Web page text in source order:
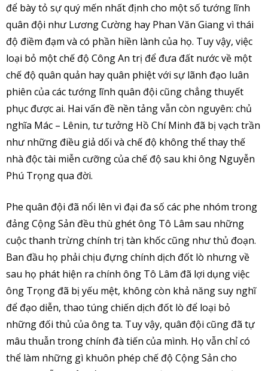
để bày tỏ sự quý mến nhất định cho một số tướng lĩnh
quân đội như Lương Cường hay Phan Văn Giang vì thái
độ điềm đạm và có phần hiền lành của họ. Tuy vậy, việc
loại bỏ một chế độ Công An trị để đưa đất nước về một
chế độ quân quản hay quân phiệt với sự lãnh đạo luân
phiên của các tướng lĩnh quân đội cũng chẳng thuyết
phục được ai. Hai vấn đề nền tảng vẫn còn nguyên: chủ
nghĩa Mác – Lênin, tư tưởng Hồ Chí Minh đã bị vạch trần
như những điều giả dối và chế độ không thể thay thế
nhà độc tài miễn cưỡng của chế độ sau khi ông Nguyễn
Phú Trọng qua đời.
Phe quân đội đã nổi lên vì đại đa số các phe nhóm trong
đảng Cộng Sản đều thù ghét ông Tô Lâm sau những
cuộc thanh trừng chính trị tàn khốc cũng như thủ đoạn.
Ban đầu họ phải chịu đựng chính dịch đốt lò nhưng về
sau họ phát hiện ra chính ông Tô Lâm đã lợi dụng việc
ông Trọng đã bị yếu mệt, không còn khả năng suy nghĩ
để đạo diễn, thao túng chiến dịch đốt lò để loại bỏ
những đối thủ của ông ta. Tuy vậy, quân đội cũng đã tự
mâu thuẫn trong chính đà tiến của mình. Họ vẫn chỉ có
thể làm những gì khuôn phép chế độ Cộng Sản cho